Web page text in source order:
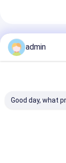
Empfohlene
admin
Good day, what